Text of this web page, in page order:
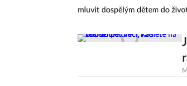
mluvit dospělým dětem do